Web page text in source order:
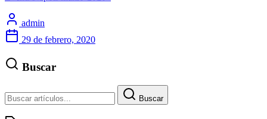
admin
29 de febrero, 2020
Buscar
Buscar